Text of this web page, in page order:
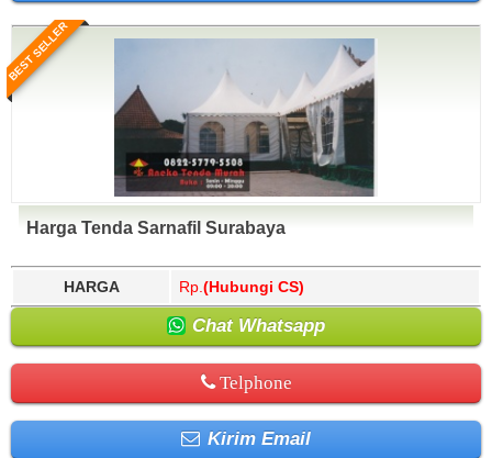
BEST SELLER
Harga Tenda Sarnafil Surabaya
HARGA Rp. (Hubungi CS)
Chat Whatsapp
Telphone
Kirim Email